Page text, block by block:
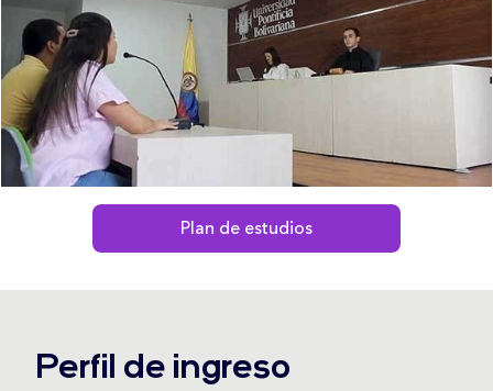
Plan de estudios
Perfil de ingreso